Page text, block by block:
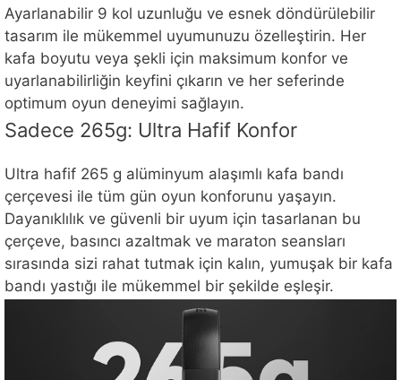
Ayarlanabilir 9 kol uzunluğu ve esnek döndürülebilir
tasarım ile mükemmel uyumunuzu özelleştirin. Her
kafa boyutu veya şekli için maksimum konfor ve
uyarlanabilirliğin keyfini çıkarın ve her seferinde
optimum oyun deneyimi sağlayın.
Sadece 265g: Ultra Hafif Konfor
Ultra hafif 265 g alüminyum alaşımlı kafa bandı
çerçevesi ile tüm gün oyun konforunu yaşayın.
Dayanıklılık ve güvenli bir uyum için tasarlanan bu
çerçeve, basıncı azaltmak ve maraton seansları
sırasında sizi rahat tutmak için kalın, yumuşak bir kafa
bandı yastığı ile mükemmel bir şekilde eşleşir.